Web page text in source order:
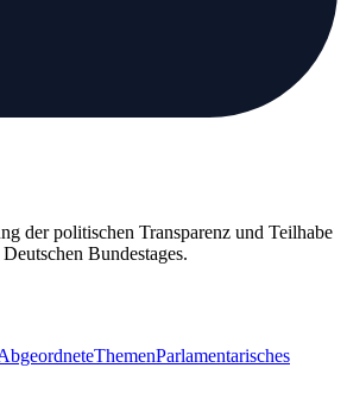
der politischen Transparenz und Teilhabe
Bundestages.
ThemenParlamentarisches